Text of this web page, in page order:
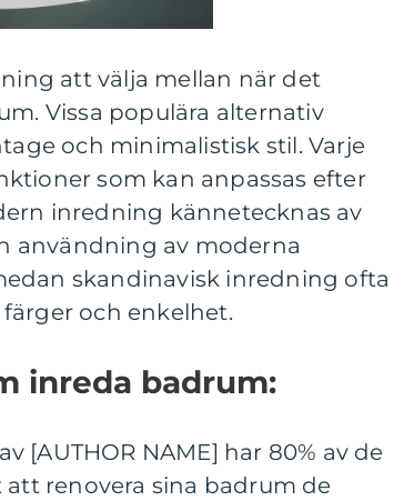
att välja mellan när det
Vissa populära alternativ
och minimalistisk stil. Varje
som kan anpassas efter
inredning kännetecknas av
användning av moderna
skandinavisk inredning ofta
och enkelhet.
inreda badrum:
[AUTHOR NAME] har 80% av de
renovera sina badrum de